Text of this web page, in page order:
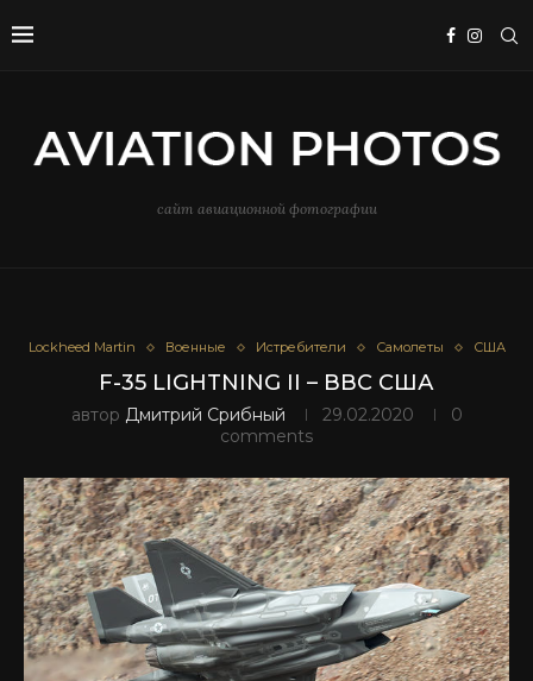
сайт авиационной фотографии
Lockheed Martin Военные Истребители Самолеты США
F-35 LIGHTNING II – ВВС США
автор Дмитрий Срибный 29.02.2020
0
comments